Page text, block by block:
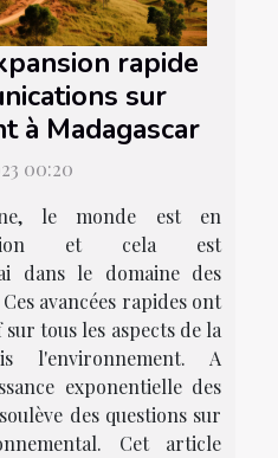
rapide
sur
à Madagascar
00:20
le monde est en
et cela est
dans le domaine des
avancées rapides ont
tous les aspects de la
l'environnement. A
exponentielle des
des questions sur
Cet article